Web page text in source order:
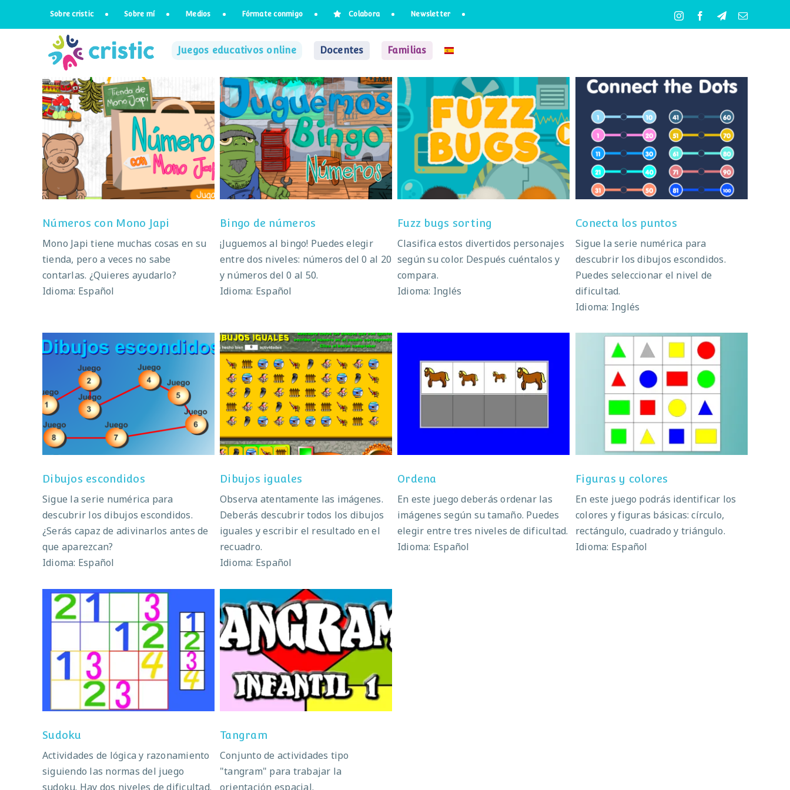
Sobre cristic Sobre mí Medios Fórmate conmigo Colabora Newsletter InstagramFacebookTelegramCorreo
Juegos educativos online Docentes Familias
Números con Mono Japi
Números con Mono Japi
Mono Japi tiene muchas cosas en su
tienda, pero a veces no sabe
contarlas. ¿Quieres ayudarlo?
Idioma: Español
Bingo de números
Bingo de números
¡Juguemos al bingo! Puedes elegir
entre dos niveles: números del 0 al 20
y números del 0 al 50.
Idioma: Español
Fuzz bugs sorting
Fuzz bugs sorting
Clasifica estos divertidos personajes
según su color. Después cuéntalos y
compara.
Idioma: Inglés
Conecta los puntos
Conecta los puntos
Sigue la serie numérica para
descubrir los dibujos escondidos.
Puedes seleccionar el nivel de
dificultad.
Idioma: Inglés
Dibujos escondidos
Dibujos escondidos
Sigue la serie numérica para
descubrir los dibujos escondidos.
¿Serás capaz de adivinarlos antes de
que aparezcan?
Idioma: Español
Dibujos iguales
Dibujos iguales
Observa atentamente las imágenes.
Deberás descubrir todos los dibujos
iguales y escribir el resultado en el
recuadro.
Idioma: Español
Ordena
Ordena
En este juego deberás ordenar las
imágenes según su tamaño. Puedes
elegir entre tres niveles de dificultad.
Idioma: Español
Figuras y colores
Figuras y colores
En este juego podrás identificar los
colores y figuras básicas: círculo,
rectángulo, cuadrado y triángulo.
Idioma: Español
Sudoku
Sudoku
Actividades de lógica y razonamiento
siguiendo las normas del juego
sudoku. Hay dos niveles de dificultad.
Tangram
Tangram
Conjunto de actividades tipo
"tangram" para trabajar la
orientación espacial.